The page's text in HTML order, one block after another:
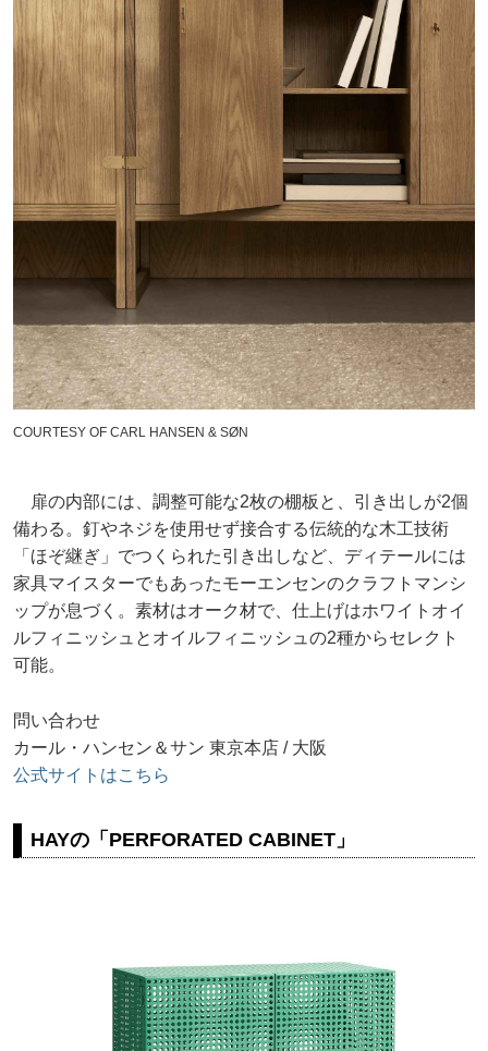
COURTESY OF CARL HANSEN & SØN
扉の内部には、調整可能な2枚の棚板と、引き出しが2個
備わる。釘やネジを使用せず接合する伝統的な木工技術
「ほぞ継ぎ」でつくられた引き出しなど、ディテールには
家具マイスターでもあったモーエンセンのクラフトマンシ
ップが息づく。素材はオーク材で、仕上げはホワイトオイ
ルフィニッシュとオイルフィニッシュの2種からセレクト
可能。
問い合わせ
カール・ハンセン＆サン 東京本店 / 大阪
公式サイトはこちら
HAYの「PERFORATED CABINET」